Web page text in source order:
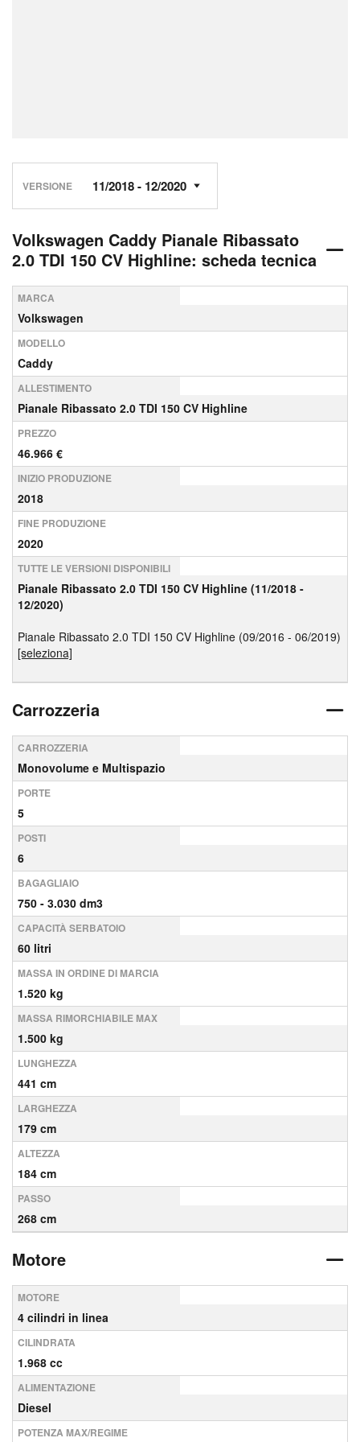
VERSIONE
Volkswagen Caddy Pianale Ribassato
2.0 TDI 150 CV Highline: scheda tecnica
MARCA
Volkswagen
MODELLO
Caddy
ALLESTIMENTO
Pianale Ribassato 2.0 TDI 150 CV Highline
PREZZO
46.966 €
INIZIO PRODUZIONE
2018
FINE PRODUZIONE
2020
TUTTE LE VERSIONI DISPONIBILI
Pianale Ribassato 2.0 TDI 150 CV Highline (11/2018 -
12/2020)
Pianale Ribassato 2.0 TDI 150 CV Highline (09/2016 - 06/2019)
[seleziona]
Carrozzeria
CARROZZERIA
Monovolume e Multispazio
PORTE
5
POSTI
6
BAGAGLIAIO
750 - 3.030 dm3
CAPACITÀ SERBATOIO
60 litri
MASSA IN ORDINE DI MARCIA
1.520 kg
MASSA RIMORCHIABILE MAX
1.500 kg
LUNGHEZZA
441 cm
LARGHEZZA
179 cm
ALTEZZA
184 cm
PASSO
268 cm
Motore
MOTORE
4 cilindri in linea
CILINDRATA
1.968 cc
ALIMENTAZIONE
Diesel
POTENZA MAX/REGIME